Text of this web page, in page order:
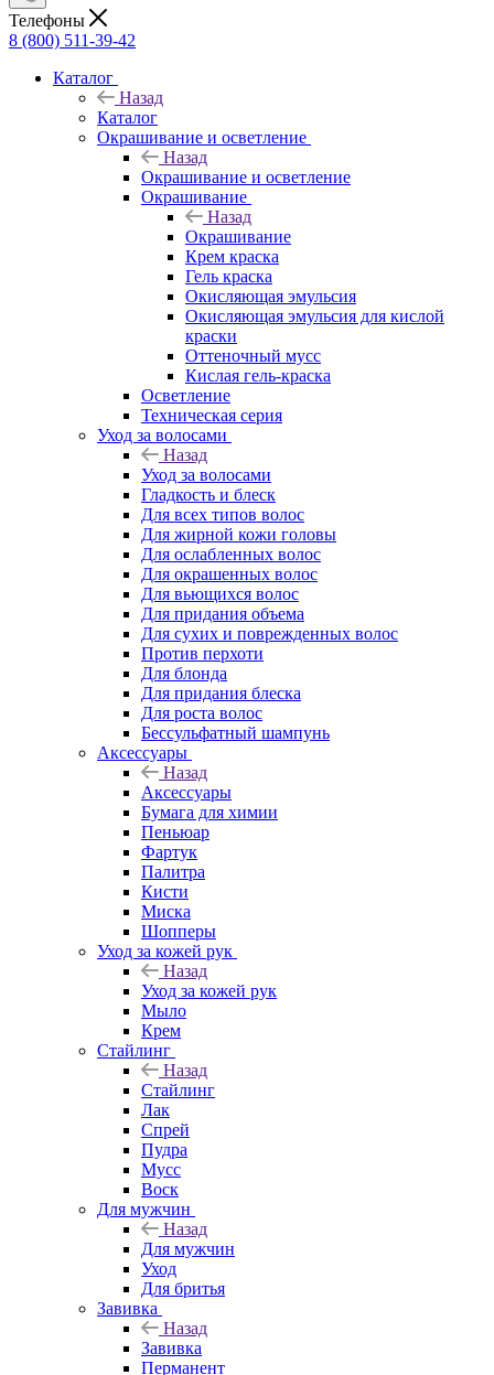
Телефоны
8 (800) 511-39-42
Каталог
Назад
Каталог
Окрашивание и осветление
Назад
Окрашивание и осветление
Окрашивание
Назад
Окрашивание
Крем краска
Гель краска
Окисляющая эмульсия
Окисляющая эмульсия для кислой
краски
Оттеночный мусс
Кислая гель-краска
Осветление
Техническая серия
Уход за волосами
Назад
Уход за волосами
Гладкость и блеск
Для всех типов волос
Для жирной кожи головы
Для ослабленных волос
Для окрашенных волос
Для вьющихся волос
Для придания объема
Для сухих и поврежденных волос
Против перхоти
Для блонда
Для придания блеска
Для роста волос
Бессульфатный шампунь
Аксессуары
Назад
Аксессуары
Бумага для химии
Пеньюар
Фартук
Палитра
Кисти
Миска
Шопперы
Уход за кожей рук
Назад
Уход за кожей рук
Мыло
Крем
Стайлинг
Назад
Стайлинг
Лак
Спрей
Пудра
Мусс
Воск
Для мужчин
Назад
Для мужчин
Уход
Для бритья
Завивка
Назад
Завивка
Перманент